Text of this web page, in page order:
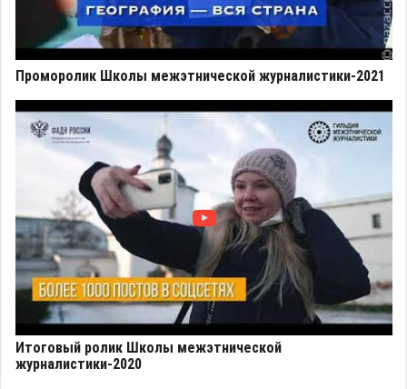
Проморолик Школы межэтнической журналистики-2021
Итоговый ролик Школы межэтнической
журналистики-2020